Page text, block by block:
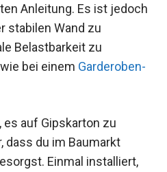
Anleitung. Es ist jedoch
stabilen Wand zu
Belastbarkeit zu
bei einem Garderoben-
auf Gipskarton zu
dass du im Baumarkt
Einmal installiert,